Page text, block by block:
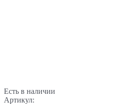
Есть в наличии
Артикул: